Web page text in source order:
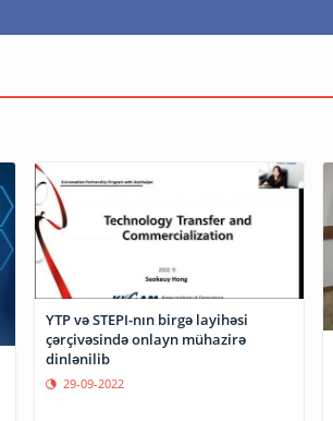
YTP və STEPI-nın birgə layihəsi
çərçivəsində onlayn mühazirə
dinlənilib
29-09-2022